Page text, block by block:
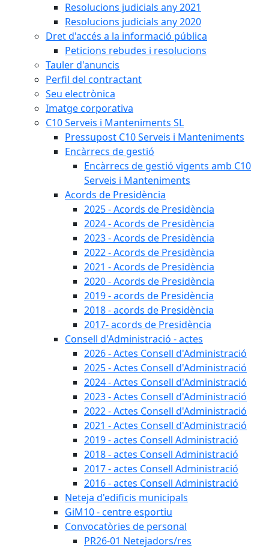
Resolucions judicials any 2021
Resolucions judicials any 2020
Dret d'accés a la informació pública
Peticions rebudes i resolucions
Tauler d'anuncis
Perfil del contractant
Seu electrònica
Imatge corporativa
C10 Serveis i Manteniments SL
Pressupost C10 Serveis i Manteniments
Encàrrecs de gestió
Encàrrecs de gestió vigents amb C10
Serveis i Manteniments
Acords de Presidència
2025 - Acords de Presidència
2024 - Acords de Presidència
2023 - Acords de Presidència
2022 - Acords de Presidència
2021 - Acords de Presidència
2020 - Acords de Presidència
2019 - acords de Presidència
2018 - acords de Presidència
2017- acords de Presidència
Consell d'Administració - actes
2026 - Actes Consell d'Administració
2025 - Actes Consell d'Administració
2024 - Actes Consell d'Administració
2023 - Actes Consell d'Administració
2022 - Actes Consell d'Administració
2021 - Actes Consell d'Administració
2019 - actes Consell Administració
2018 - actes Consell Administració
2017 - actes Consell Administració
2016 - actes Consell Administració
Neteja d'edificis municipals
GiM10 - centre esportiu
Convocatòries de personal
PR26-01 Netejadors/res